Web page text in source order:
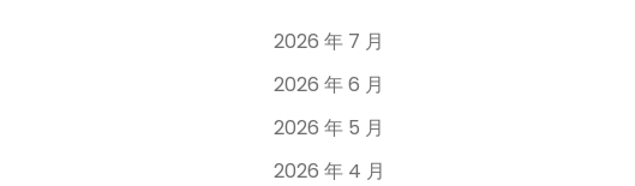
2026 年 7 月
2026 年 6 月
2026 年 5 月
2026 年 4 月